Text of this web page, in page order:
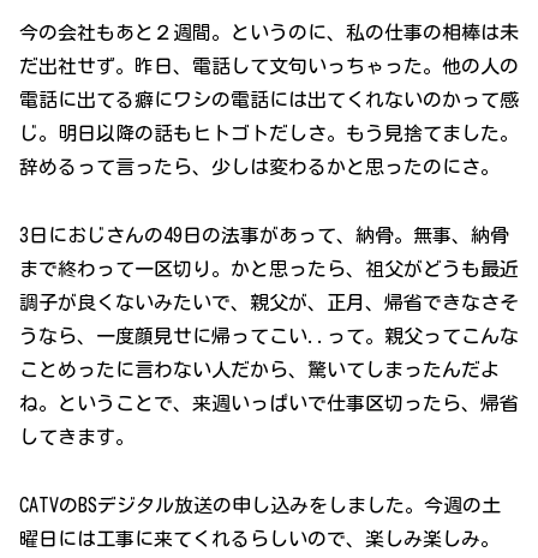
今の会社もあと２週間。というのに、私の仕事の相棒は未
だ出社せず。昨日、電話して文句いっちゃった。他の人の
電話に出てる癖にワシの電話には出てくれないのかって感
じ。明日以降の話もヒトゴトだしさ。もう見捨てました。
辞めるって言ったら、少しは変わるかと思ったのにさ。
3日におじさんの49日の法事があって、納骨。無事、納骨
まで終わって一区切り。かと思ったら、祖父がどうも最近
調子が良くないみたいで、親父が、正月、帰省できなさそ
うなら、一度顔見せに帰ってこい..って。親父ってこんな
ことめったに言わない人だから、驚いてしまったんだよ
ね。ということで、来週いっぱいで仕事区切ったら、帰省
してきます。
CATVのBSデジタル放送の申し込みをしました。今週の土
曜日には工事に来てくれるらしいので、楽しみ楽しみ。